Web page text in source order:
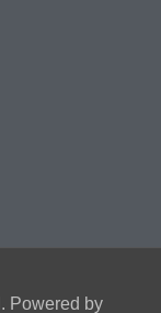
Powered by